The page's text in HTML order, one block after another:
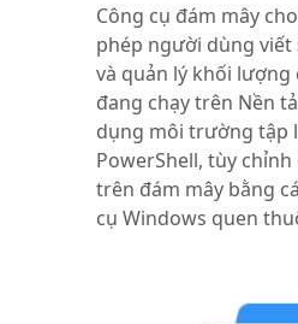
Công cụ đám mây cho
phép người dùng viết
và quản lý khối lượng
đang chạy trên Nền
dụng môi trường tập
PowerShell, tùy
trên đám mây bằng
cụ Windows quen